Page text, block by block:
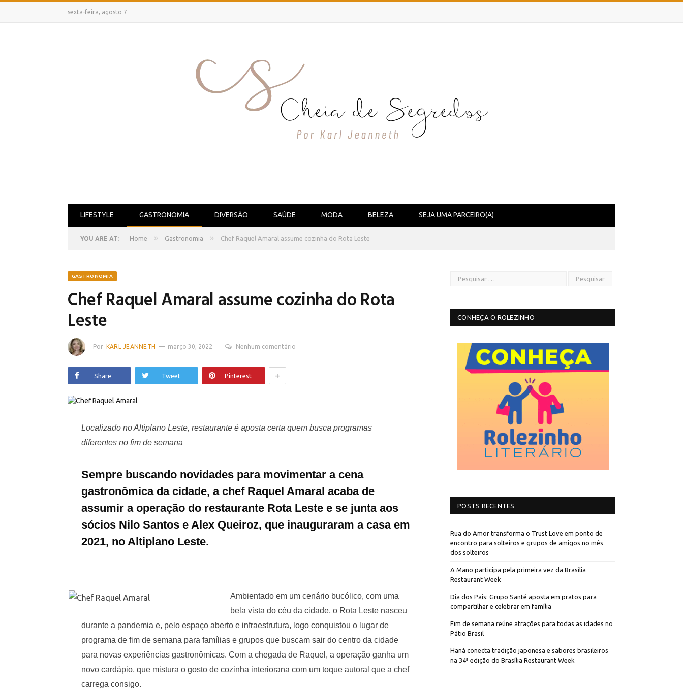
sexta-feira, agosto 7
LIFESTYLE GASTRONOMIA DIVERSÃO SAÚDE MODA BELEZA SEJA UMA PARCEIRO(A)
YOU ARE AT: Home » Gastronomia » Chef Raquel Amaral assume cozinha do Rota Leste
GASTRONOMIA
Chef Raquel Amaral assume cozinha do Rota
Leste
Por KARL JEANNETH março 30, 2022 Nenhum comentário
Share Tweet Pinterest +
Localizado no Altiplano Leste, restaurante é aposta certa quem busca programas
diferentes no fim de semana
Sempre buscando novidades para movimentar a cena
gastronômica da cidade, a chef Raquel Amaral acaba de
assumir a operação do restaurante Rota Leste e se junta aos
sócios Nilo Santos e Alex Queiroz, que inauguraram a casa em
2021, no Altiplano Leste.
Ambientado em um cenário bucólico, com uma
bela vista do céu da cidade, o Rota Leste nasceu
durante a pandemia e, pelo espaço aberto e infraestrutura, logo conquistou o lugar de
programa de fim de semana para famílias e grupos que buscam sair do centro da cidade
para novas experiências gastronômicas. Com a chegada de Raquel, a operação ganha um
novo cardápio, que mistura o gosto de cozinha interiorana com um toque autoral que a chef
carrega consigo.
CONHEÇA O ROLEZINHO
POSTS RECENTES
Rua do Amor transforma o Trust Love em ponto de
encontro para solteiros e grupos de amigos no mês
dos solteiros
A Mano participa pela primeira vez da Brasília
Restaurant Week
Dia dos Pais: Grupo Santé aposta em pratos para
compartilhar e celebrar em família
Fim de semana reúne atrações para todas as idades no
Pátio Brasil
Haná conecta tradição japonesa e sabores brasileiros
na 34ª edição do Brasília Restaurant Week